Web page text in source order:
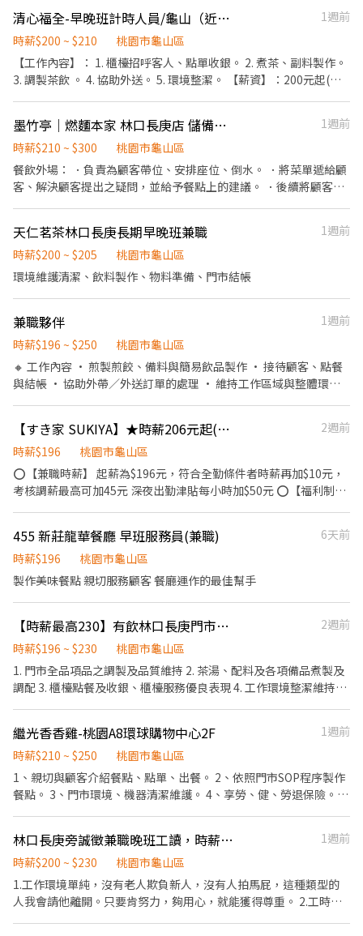
好三個月後調薪。 ．可排休假日。
清心福全-早晚班計時人員/龜山（近體大、長庚）
1週前
時薪$200 ~ $210
桃園市龜山區
【工作內容】： 1. 櫃檯招呼客人、點單收銀。 2. 煮茶、副料製作。
3. 調製茶飲 。 4. 協助外送。 5. 環境整潔。 【薪資】：200元起(依
班日享有茶飲員工價。 6、尾牙、抽獎。 7、不定期員工聚餐、活
動。 有意願者歡迎投履歷或電洽0928-046-052，沒經驗也沒關
係，期待您加入我們的團隊！
墨竹亭｜燃麵本家 林口長庚店 儲備幹部/長期工讀生
1週前
時薪$210 ~ $300
桃園市龜山區
餐飲外場： ．負責為顧客帶位、安排座位、倒水。 ．將菜單遞給顧
客、解決顧客提出之疑問，並給予餐點上的建議。 ．後續將顧客點
負責結帳、收銀等工作。 餐飲內場： ．擔任廚師的助手，處理烹飪
前與烹飪中之準備工作與其他餐廳相關事務。 ．負責洗、剝、削、
切各種食材。 ．負責清理工作環境、設備和餐具。 ．準備不同餐點
天仁茗茶林口長庚長期早晚班兼職
1週前
時薪$200 ~ $205
桃園市龜山區
環境維護清潔、飲料製作、物料準備、門市結帳
兼職夥伴
1週前
時薪$196 ~ $250
桃園市龜山區
🔸 工作內容 • 煎製煎餃、備料與簡易飲品製作 • 接待顧客、點餐
與結帳 • 協助外帶／外送訂單的處理 • 維持工作區域與整體環境
日早上10：30-15：00，可以正常配合排班，一週需要配合排班4-5
日，謝謝！
【すき家 SUKIYA】★時薪206元起(含全勤)★桃園龜山店
2週前
時薪$196
桃園市龜山區
⭕【兼職時薪】 起薪為$196元，符合全勤條件者時薪再加$10元，
考核調薪最高可加45元 深夜出勤津貼每小時加$50元 ⭕【福利制
健檢 ★勞保、健保，6％勞退提撥 ⭕【工作說明】 《內場》:餐點製
作、食材備料、進貨盤點 《外場》:接待服務顧客、收銀結帳、環境
整潔 用最快速的速度提供美味的牛丼！ 用最有元氣的服務使顧客露
鎖ZENSHO集團，我們的理念是"消滅世界的飢餓和貧困"，目標是
成為全球第一的連鎖餐飲集團。 我們堅持使用安全及高品質的食
舒適衛生的用餐環境、熱情用心的服務態度、平實親民的誠懇價
格，強調食品安全，顧客安心。不論是單獨一人、與家人一起、朋
友一起，皆可享受用餐的樂趣。
455 新莊龍華餐廳 早班服務員(兼職)
6天前
時薪$196
桃園市龜山區
製作美味餐點 親切服務顧客 餐廳運作的最佳幫手
【時薪最高230】有飲林口長庚門市早午班/時薪196-230
2週前
時薪$196 ~ $230
桃園市龜山區
1. 門市全品項品之調製及品質維持 2. 茶湯、配料及各項備品煮製及
調配 3. 櫃檯點餐及收銀、櫃檯服務優良表現 4. 工作環境整潔維持及
繼光香香雞-桃園A8環球購物中心2F
1週前
時薪$210 ~ $250
桃園市龜山區
1、親切與顧客介紹餐點、點單、出餐。 2、依照門市SOP程序製作
餐點。 3、門市環境、機器清潔維護。 4、享勞、健、勞退保險。
尋找首批創始夥伴，這裡沒有複雜的辦公室政治、人與人的勾心鬥
角，只有一起成長的戰友；新的團隊、新的氣象！你的參與將有利
於新制度的建立，放心~~你的建議我們聽得見。 職涯發展： 這是我
們的第一步，日後隨著新據點的擴張，首批創始夥伴或表現優異者
林口長庚旁誠徵兼職晚班工讀，時薪200-230元
1週前
時薪$200 ~ $230
桃園市龜山區
1.工作環境單純，沒有老人欺負新人，沒有人拍馬屁，這種類型的
人我會請他離開。只要肯努力，夠用心，就能獲得尊重。 2.工時每